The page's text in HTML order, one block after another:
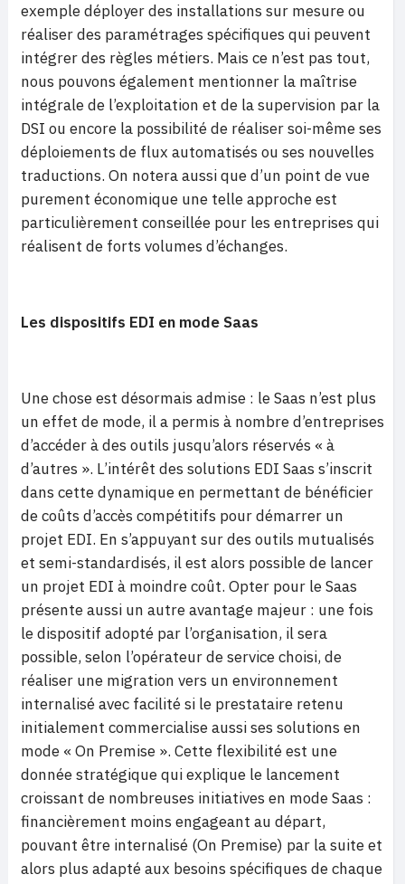
exemple déployer des installations sur mesure ou
réaliser des paramétrages spécifiques qui peuvent
intégrer des règles métiers. Mais ce n’est pas tout,
nous pouvons également mentionner la maîtrise
intégrale de l’exploitation et de la supervision par la
DSI ou encore la possibilité de réaliser soi-même ses
déploiements de flux automatisés ou ses nouvelles
traductions. On notera aussi que d’un point de vue
purement économique une telle approche est
particulièrement conseillée pour les entreprises qui
réalisent de forts volumes d’échanges.
Les dispositifs EDI en mode Saas
Une chose est désormais admise : le Saas n’est plus
un effet de mode, il a permis à nombre d’entreprises
d’accéder à des outils jusqu’alors réservés « à
d’autres ». L’intérêt des solutions EDI Saas s’inscrit
dans cette dynamique en permettant de bénéficier
de coûts d’accès compétitifs pour démarrer un
projet EDI. En s’appuyant sur des outils mutualisés
et semi-standardisés, il est alors possible de lancer
un projet EDI à moindre coût. Opter pour le Saas
présente aussi un autre avantage majeur : une fois
le dispositif adopté par l’organisation, il sera
possible, selon l’opérateur de service choisi, de
réaliser une migration vers un environnement
internalisé avec facilité si le prestataire retenu
initialement commercialise aussi ses solutions en
mode « On Premise ». Cette flexibilité est une
donnée stratégique qui explique le lancement
croissant de nombreuses initiatives en mode Saas :
financièrement moins engageant au départ,
pouvant être internalisé (On Premise) par la suite et
alors plus adapté aux besoins spécifiques de chaque